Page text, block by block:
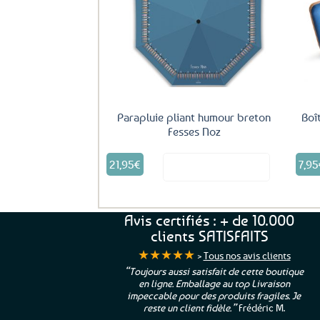
Ajouter
favoris
Parapluie pliant humour breton
Fesses Noz
21,95€ 7,95
Avis certifiés : + de 10.000
clients SATISFAITS
★★★★★ >Tous nos avis clients
“Toujours aussi satisfait de cette boutique
en ligne. Emballage au top Livraison
impeccable pour des produits fragiles. Je
reste un client fidèle.”Frédéric M.